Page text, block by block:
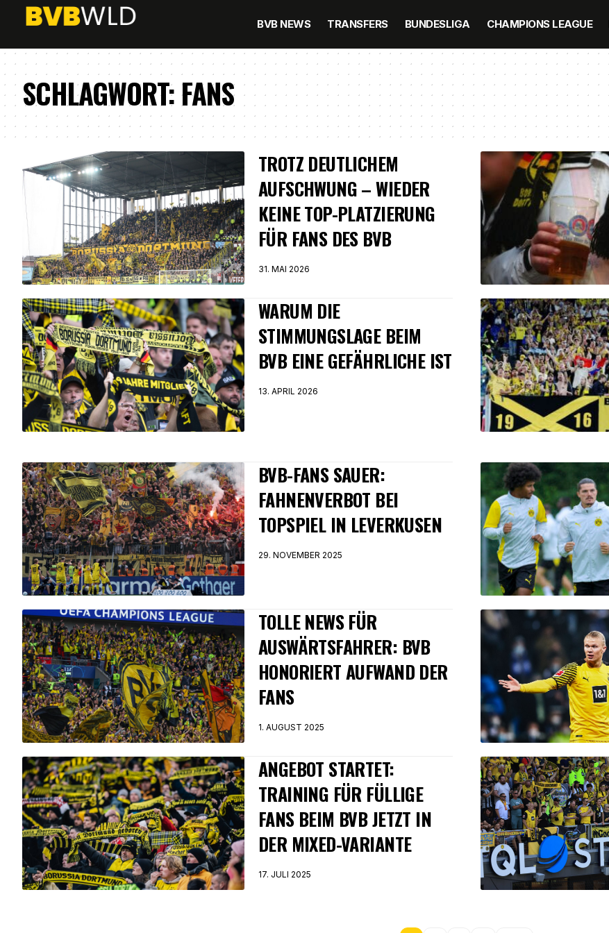
BVB NEWS TRANSFERS BUNDESLIGA CHAMPIONS LEAGUE
SCHLAGWORT:FANS
TROTZ DEUTLICHEM
AUFSCHWUNG – WIEDER
KEINE TOP-PLATZIERUNG
FÜR FANS DES BVB
31. MAI 2026
WARUM DIE
STIMMUNGSLAGE BEIM
BVB EINE GEFÄHRLICHE IST
13. APRIL 2026
BVB-FANS SAUER:
FAHNENVERBOT BEI
TOPSPIEL IN LEVERKUSEN
29. NOVEMBER 2025
TOLLE NEWS FÜR
AUSWÄRTSFAHRER: BVB
HONORIERT AUFWAND DER
FANS
1. AUGUST 2025
ANGEBOT STARTET:
TRAINING FÜR FÜLLIGE
FANS BEIM BVB JETZT IN
DER MIXED-VARIANTE
17. JULI 2025